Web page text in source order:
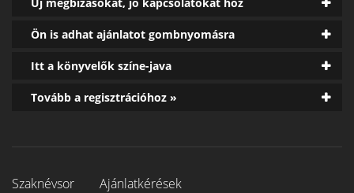
Ön is adhat ajánlatot gombnyomásra
Itt a könyvelők színe-java
Tovább a regisztrációhoz »
Szaknévsor
Ajánlatkérések